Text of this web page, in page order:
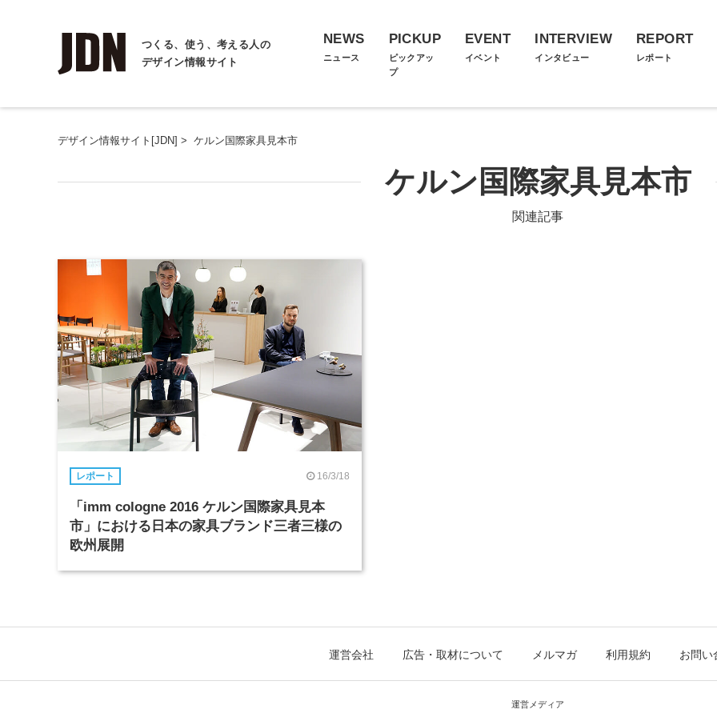
つくる、使う、考える人の
デザイン情報サイト
NEWS
ニュース
PICKUP
ピックアッ
プ
EVENT
イベント
INTERVIEW
インタビュー
REPORT
レポート
デザイン情報サイト[JDN] > ケルン国際家具見本市
ケルン国際家具見本市
関連記事
レポート 16/3/18
「imm cologne 2016 ケルン国際家具見本
市」における日本の家具ブランド三者三様の
欧州展開
運営会社 広告・取材について メルマガ 利用規約 お問い
運営メディア